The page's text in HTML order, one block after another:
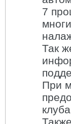
7
Так
При